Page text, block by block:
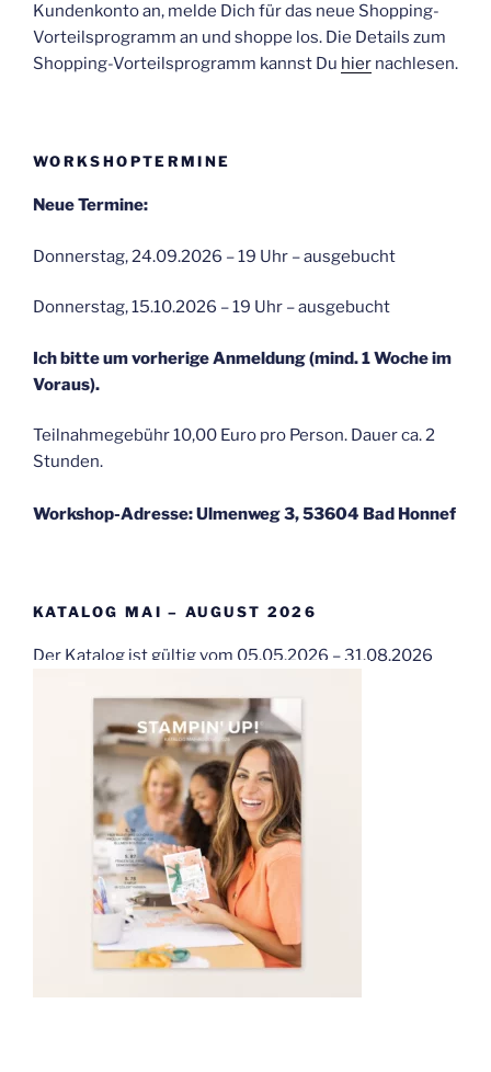
Kundenkonto an, melde Dich für das neue Shopping-
Vorteilsprogramm an und shoppe los. Die Details zum
Shopping-Vorteilsprogramm kannst Du hier nachlesen.
WORKSHOPTERMINE
Neue Termine:
Donnerstag, 24.09.2026 – 19 Uhr – ausgebucht
Donnerstag, 15.10.2026 – 19 Uhr – ausgebucht
Ich bitte um vorherige Anmeldung (mind. 1 Woche im
Voraus).
Teilnahmegebühr 10,00 Euro pro Person. Dauer ca. 2
Stunden.
Workshop-Adresse: Ulmenweg 3, 53604 Bad Honnef
KATALOG MAI – AUGUST 2026
Der Katalog ist gültig vom 05.05.2026 – 31.08.2026